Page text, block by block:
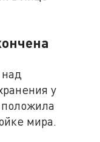
у
мира.